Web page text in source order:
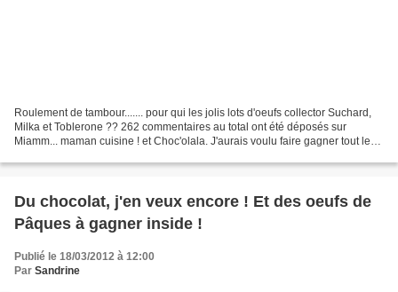
Roulement de tambour....... pour qui les jolis lots d'oeufs collector Suchard,
Milka et Toblerone ?? 262 commentaires au total ont été déposés sur
Miamm... maman cuisine ! et Choc'olala. J'aurais voulu faire gagner tout le
Du chocolat, j'en veux encore ! Et des oeufs de
Pâques à gagner inside !
Publié le 18/03/2012 à 12:00
Par Sandrine